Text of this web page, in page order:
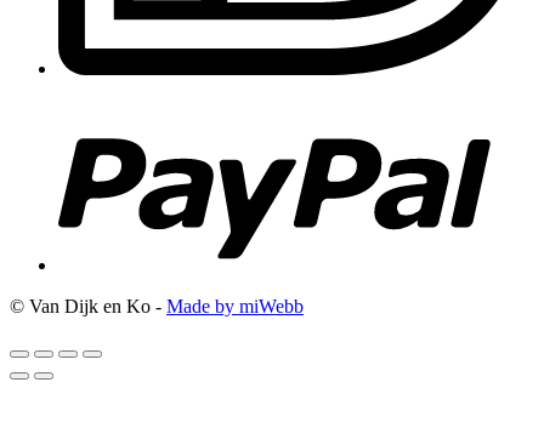
© Van Dijk en Ko - Made by miWebb